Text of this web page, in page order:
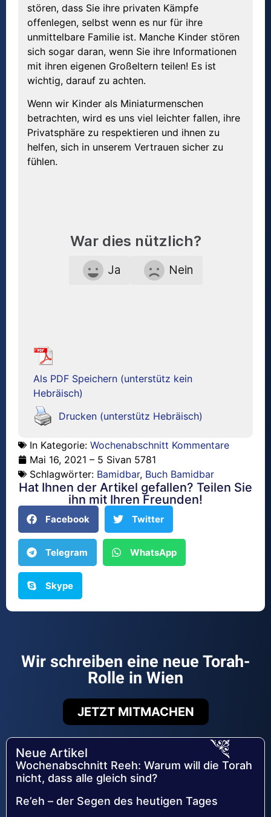
stören, dass Sie ihre privaten Kämpfe
offenlegen, selbst wenn es nur für ihre
unmittelbare Familie ist. Manche Kinder stören
sich sogar daran, wenn Sie ihre Informationen
mit ihren eigenen Großeltern teilen! Es ist
wichtig, darauf zu achten.
Wenn wir Kinder als Miniaturmenschen
betrachten, wird es uns viel leichter fallen, ihre
Privatsphäre zu respektieren und ihnen zu
helfen, sich in unserem Vertrauen sicher zu
fühlen.
War dies nützlich?
Ja Nein
Als PDF Speichern (unterstütz kein
Hebräisch)
Drucken (unterstütz Hebräisch)
In Kategorie: Wochenabschnitt Kommentare
Mai 16, 2021 – 5 Sivan 5781
Schlagwörter: Bamidbar, Buch Bamidbar
Hat Ihnen der Artikel gefallen? Teilen Sie
ihn mit Ihren Freunden!
Facebook Twitter
Telegram WhatsApp
Skype
Wir schreiben eine neue Torah-
Rolle in Wien
JETZT MITMACHEN
Neue Artikel
Wochenabschnitt Reeh: Warum will die Torah
nicht, dass alle gleich sind?
Re’eh – der Segen des heutigen Tages